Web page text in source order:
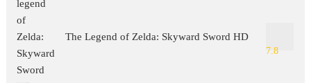
The Legend of Zelda: Skyward Sword HD
7.8